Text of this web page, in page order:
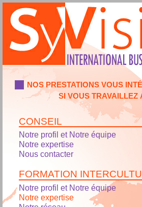
NOS PRESTATIONS VOUS
SI VOUS TRAVAILLEZ
CONSEIL
Notre profil et Notre équipe
Notre expertise
Nous contacter
FORMATION
Notre profil et Notre équipe
Notre expertise